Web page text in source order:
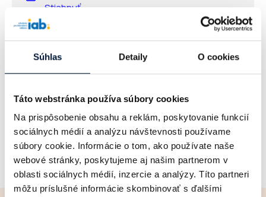
Súhlas Detaily O cookies
Táto webstránka používa súbory cookies
Na prispôsobenie obsahu a reklám, poskytovanie funkcií
sociálnych médií a analýzu návštevnosti používame
súbory cookie. Informácie o tom, ako používate naše
webové stránky, poskytujeme aj našim partnerom v
oblasti sociálnych médií, inzercie a analýzy. Títo partneri
môžu príslušné informácie skombinovať s ďalšími
Stiahnuť
Správa o slovenskom internete 2025